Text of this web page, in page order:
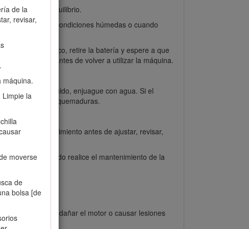
de la
revisar,
máquina.
Limpie la
moverse
de
bolsa [de
que pierda el equilibrio.
Evite segar en condiciones húmedas o cuando
arranque eléctrico, retire la batería y espere a que
necesarias antes de volver a utilizar la máquina.
con el líquido, enjuague con agua. Si el
irritación o quemaduras.
todo movimiento antes de ajustar, revisar,
Autorizado realice el mantenimiento de la
está equilibrada.
que podrían dañar el motor o causar lesiones